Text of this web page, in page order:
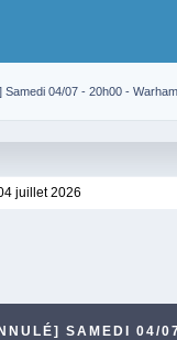
Samedi 04/07 - 20h00 -
juillet 2026
SAMEDI 04/